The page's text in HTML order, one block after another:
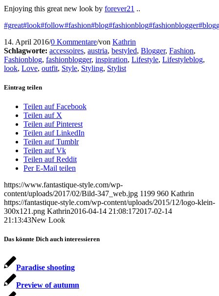
Enjoying this great new look by forever21 ..
#great#look#follow#fashion#blog#fashionblog#fashionblogger
14. April 2016/0 Kommentare/von Kathrin
Schlagworte: accessoires, austria, bestyled, Blogger, Fashion,
Fashionblog, fashionblogger, inspiration, Lifestyle, Lifestyleblog,
look, Love, outfit, Style, Styling, Stylist
Eintrag teilen
Teilen auf Facebook
Teilen auf X
Teilen auf Pinterest
Teilen auf LinkedIn
Teilen auf Tumblr
Teilen auf Vk
Teilen auf Reddit
Per E-Mail teilen
https://www.fantastique-style.com/wp-
content/uploads/2017/02/Bild-347_web.jpg 1199 960 Kathrin
https://fantastique-style.com/wp-content/uploads/2015/12/logo-klein-
300x121.png Kathrin2016-04-14 21:08:172017-02-14
21:13:43New Look
Das könnte Dich auch interessieren
Paradise shooting
Preview of autumn